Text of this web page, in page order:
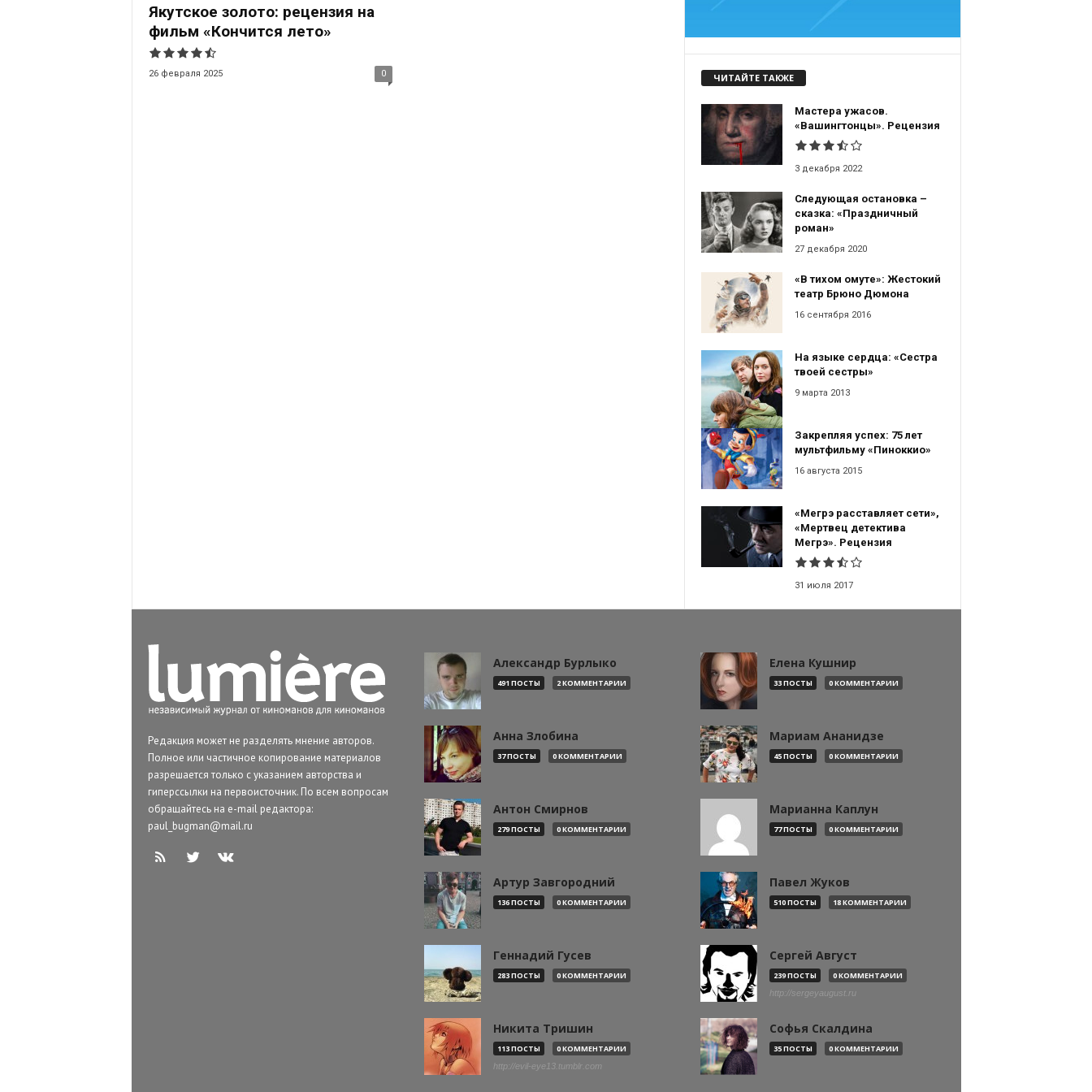
Якутское золото: рецензия на
фильм «Кончится лето»
26 февраля 2025 0 ЧИТАЙТЕ ТАКЖЕ
Мастера ужасов.
«Вашингтонцы». Рецензия
3 декабря 2022
Следующая остановка –
сказка: «Праздничный
роман»
27 декабря 2020
«В тихом омуте»: Жестокий
театр Брюно Дюмона
16 сентября 2016
На языке сердца: «Сестра
твоей сестры»
9 марта 2013
Закрепляя успех: 75 лет
мультфильму «Пиноккио»
16 августа 2015
«Мегрэ расставляет сети»,
«Мертвец детектива
Мегрэ». Рецензия
31 июля 2017
Редакция может не разделять мнение авторов.
Полное или частичное копирование материалов
разрешается только с указанием авторства и
гиперссылки на первоисточник. По всем вопросам
обращайтесь на e-mail редактора:
paul_bugman@mail.ru
Александр Бурлыко
491 ПОСТЫ 2 КОММЕНТАРИИ
Анна Злобина
37 ПОСТЫ 0 КОММЕНТАРИИ
Антон Смирнов
279 ПОСТЫ 0 КОММЕНТАРИИ
Артур Завгородний
136 ПОСТЫ 0 КОММЕНТАРИИ
Геннадий Гусев
283 ПОСТЫ 0 КОММЕНТАРИИ
Никита Тришин
113 ПОСТЫ 0 КОММЕНТАРИИ
http://evil-eye13.tumblr.com
Елена Кушнир
33 ПОСТЫ 0 КОММЕНТАРИИ
Мариам Ананидзе
45 ПОСТЫ 0 КОММЕНТАРИИ
Марианна Каплун
77 ПОСТЫ 0 КОММЕНТАРИИ
Павел Жуков
510 ПОСТЫ 18 КОММЕНТАРИИ
Сергей Август
239 ПОСТЫ 0 КОММЕНТАРИИ
http://sergeyaugust.ru
Софья Скалдина
35 ПОСТЫ 0 КОММЕНТАРИИ